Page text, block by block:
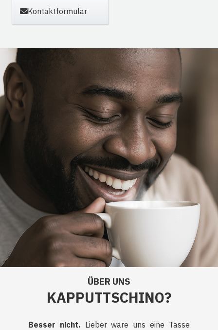
Kontaktformular
ÜBER UNS
KAPPUTTSCHINO?
Besser nicht. Lieber wäre uns eine Tasse